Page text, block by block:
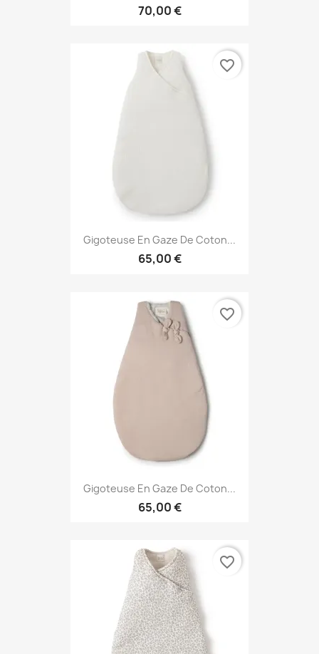
70,00 €
Gigoteuse En Gaze De Coton...
65,00 €
favorite_border
Gigoteuse En Gaze De Coton...
65,00 €
favorite_border
favorite_border